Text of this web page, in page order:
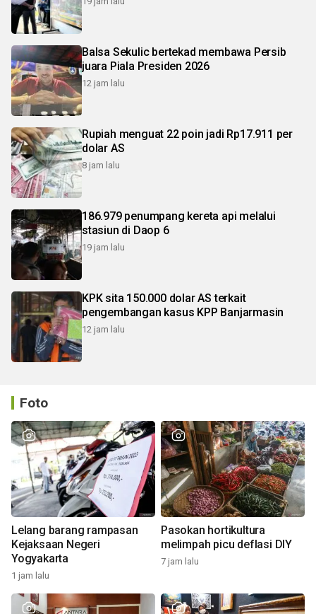
Balsa Sekulic bertekad membawa Persib
juara Piala Presiden 2026
12 jam lalu
Rupiah menguat 22 poin jadi Rp17.911 per
dolar AS
8 jam lalu
186.979 penumpang kereta api melalui
stasiun di Daop 6
19 jam lalu
KPK sita 150.000 dolar AS terkait
pengembangan kasus KPP Banjarmasin
12 jam lalu
Foto
Lelang barang rampasan
Kejaksaan Negeri
Yogyakarta
1 jam lalu
Pasokan hortikultura
melimpah picu deflasi DIY
7 jam lalu